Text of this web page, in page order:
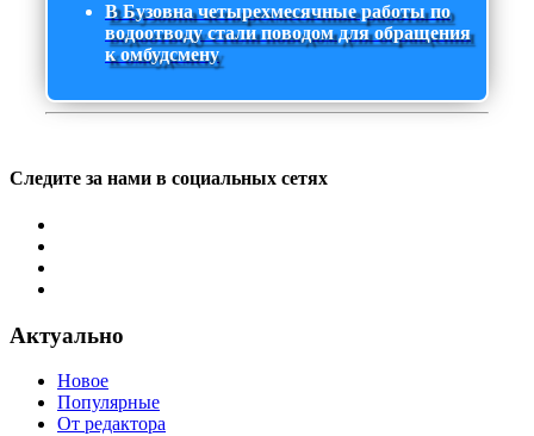
В Бузовна четырехмесячные работы по
водоотводу стали поводом для обращения
к омбудсмену
Следите за нами в социальных сетях
Актуально
Новое
Популярные
От редактора